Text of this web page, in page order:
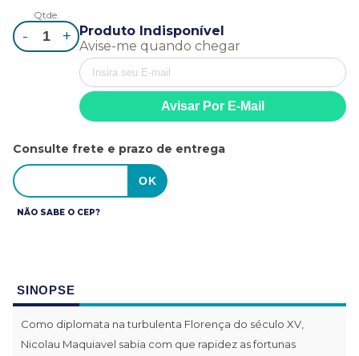
Qtde.
- +
Produto Indisponível
Avise-me quando chegar
Consulte frete e prazo de entrega
NÃO SABE O CEP?
SINOPSE
Como diplomata na turbulenta Florença do século XV,
Nicolau Maquiavel sabia com que rapidez as fortunas